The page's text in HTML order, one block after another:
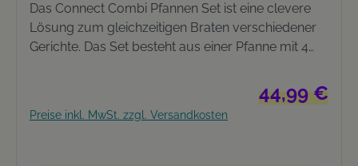
Das Connect Combi Pfannen Set ist eine clevere
Lösung zum gleichzeitigen Braten verschiedener
Gerichte. Das Set besteht aus einer Pfanne mit 4
Seitenwänden ohne Unterteilung. Beide Pfannen
können getrennt voneinander oder aber auch
zusammen benutzt werden. Produkteigenschaften
Regulärer
44,99 €
Preise inkl. MwSt. zzgl. Versandkosten